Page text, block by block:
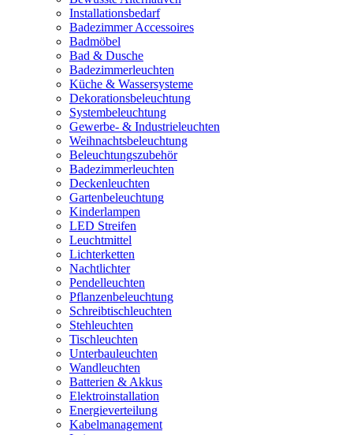
Installationsbedarf
Badezimmer Accessoires
Badmöbel
Bad & Dusche
Badezimmerleuchten
Küche & Wassersysteme
Dekorationsbeleuchtung
Systembeleuchtung
Gewerbe- & Industrieleuchten
Weihnachtsbeleuchtung
Beleuchtungszubehör
Badezimmerleuchten
Deckenleuchten
Gartenbeleuchtung
Kinderlampen
LED Streifen
Leuchtmittel
Lichterketten
Nachtlichter
Pendelleuchten
Pflanzenbeleuchtung
Schreibtischleuchten
Stehleuchten
Tischleuchten
Unterbauleuchten
Wandleuchten
Batterien & Akkus
Elektroinstallation
Energieverteilung
Kabelmanagement